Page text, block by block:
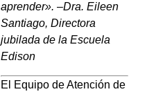
aprender». –Dra. Eileen
Santiago, Directora
jubilada de la Escuela
Edison
El Equipo de Atención de